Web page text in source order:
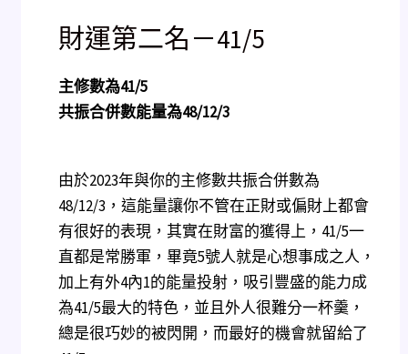
財運第二名－41/5
主修數為41/5
共振合併數能量為48/12/3
由於2023年與你的主修數共振合併數為
48/12/3，這能量讓你不管在正財或偏財上都會
有很好的表現，其實在財富的獲得上，41/5一
直都是常勝軍，畢竟5號人就是心想事成之人，
加上有外4內1的能量投射，吸引豐盛的能力成
為41/5最大的特色，並且外人很難分一杯羹，
總是很巧妙的被閃開，而最好的機會就留給了